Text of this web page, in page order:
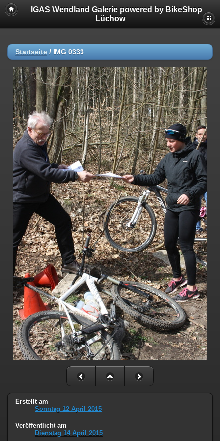
IGAS Wendland Galerie powered by BikeShop
Lüchow
Startseite / IMG 0333
Erstellt am
Sonntag 12 April 2015
Veröffentlicht am
Dienstag 14 April 2015